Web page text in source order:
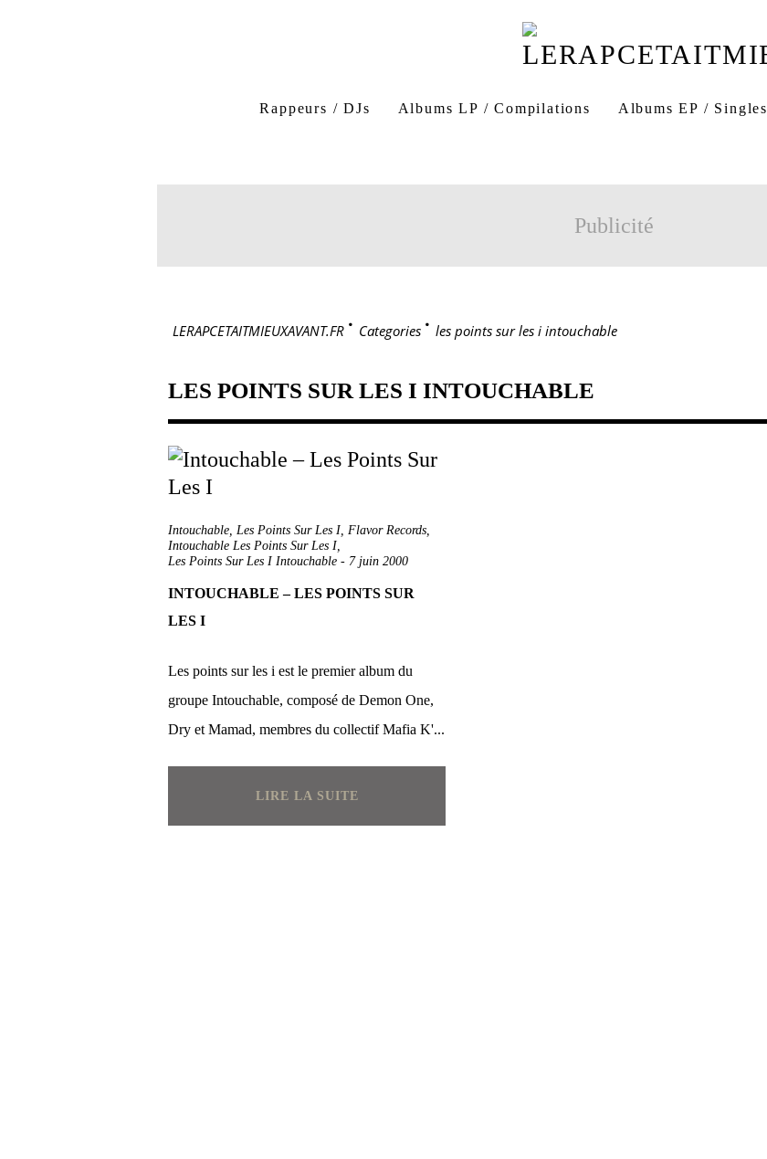
Rappeurs / DJs Albums LP / Compilations Albums EP / Singles
Publicité
LERAPCETAITMIEUXAVANT.FR > Categories > les points sur les i intouchable
LES POINTS SUR LES I INTOUCHABLE
Intouchable, Les Points Sur Les I, Flavor Records,
Intouchable Les Points Sur Les I,
Les Points Sur Les I Intouchable - 7 juin 2000
INTOUCHABLE – LES POINTS SUR
LES I
Les points sur les i est le premier album du
groupe Intouchable, composé de Demon One,
Dry et Mamad, membres du collectif Mafia K'...
LIRE LA SUITE